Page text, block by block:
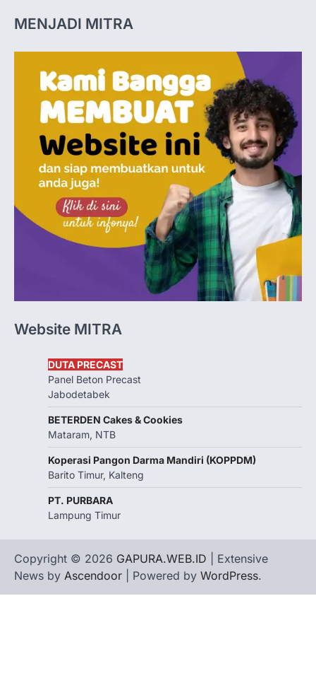
MENJADI MITRA
Website MITRA
DUTA PRECAST
Panel Beton Precast
Jabodetabek
BETERDEN Cakes & Cookies
Mataram, NTB
Koperasi Pangon Darma Mandiri (KOPPDM)
Barito Timur, Kalteng
PT. PURBARA
Lampung Timur
Copyright © 2026 GAPURA.WEB.ID | Extensive
News by Ascendoor | Powered by WordPress.